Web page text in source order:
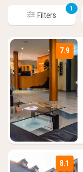
Filters
1
7.9
8.1